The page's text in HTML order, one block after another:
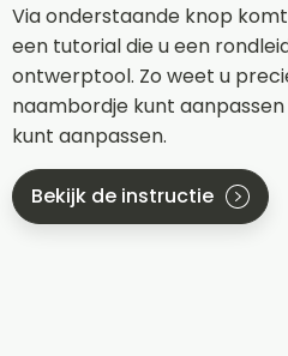
Via onderstaande knop
een tutorial die u een
ontwerptool. Zo weet u
naambordje kunt
kunt aanpassen.
Bekijk de instructie